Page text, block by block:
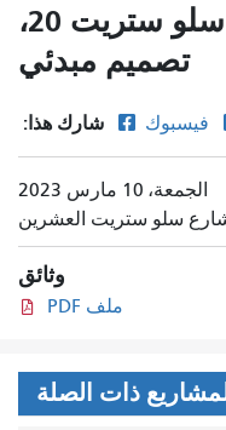
مارس 2023، شارع سلو ستريت 20،
تصميم مبدئي
شارك هذا: فيسبوك
الجمعة، 10 مارس 2023
سلو ستريت العشرين
وثائق
ملف PDF
ذات الصلة